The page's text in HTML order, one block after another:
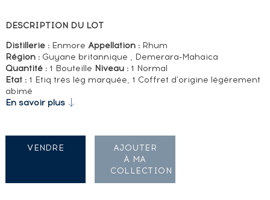
DESCRIPTION DU LOT
Distillerie :Enmore Appellation :Rhum
Région : Guyane britannique , Demerara-Mahaica
Quantité :1 Bouteille Niveau :1 Normal
Etat :1 Etiq très lég marquée, 1 Coffret d'origine légèrement
abimé
En savoir plus
VENDRE
AJOUTER
À MA
COLLECTION